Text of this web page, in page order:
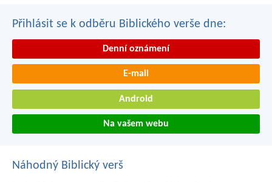
Přihlásit se k odběru Biblického verše dne:
Denní oznámení
E-mail
Android
Na vašem webu
Náhodný Biblický verš